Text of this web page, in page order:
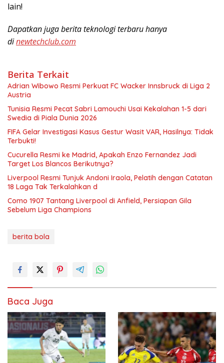
lain!
Dapatkan juga berita teknologi terbaru hanya
dinewtechclub.com
Berita Terkait
Adrian Wibowo Resmi Perkuat FC Wacker Innsbruck di Liga 2
Austria
Tunisia Resmi Pecat Sabri Lamouchi Usai Kekalahan 1-5 dari
Swedia di Piala Dunia 2026
FIFA Gelar Investigasi Kasus Gestur Wasit VAR, Hasilnya: Tidak
Terbukti!
Cucurella Resmi ke Madrid, Apakah Enzo Fernandez Jadi
Target Los Blancos Berikutnya?
Liverpool Resmi Tunjuk Andoni Iraola, Pelatih dengan Catatan
18 Laga Tak Terkalahkan d
Como 1907 Tantang Liverpool di Anfield, Persiapan Gila
Sebelum Liga Champions
berita bola
Baca Juga